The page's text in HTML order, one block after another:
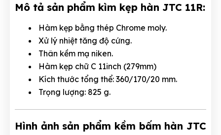
Mô tả sản phẩm kìm kẹp hàn JTC 11R:
Hàm kẹp bằng thép Chrome moly.
Xử lý nhiệt tăng độ cứng.
Thân kềm mạ niken.
Hàm kẹp chữ C 11inch (279mm)
Kích thước tổng thể: 360/170/20 mm.
Trọng lượng: 825 g.
Hình ảnh sản phẩm kềm bấm hàn JTC